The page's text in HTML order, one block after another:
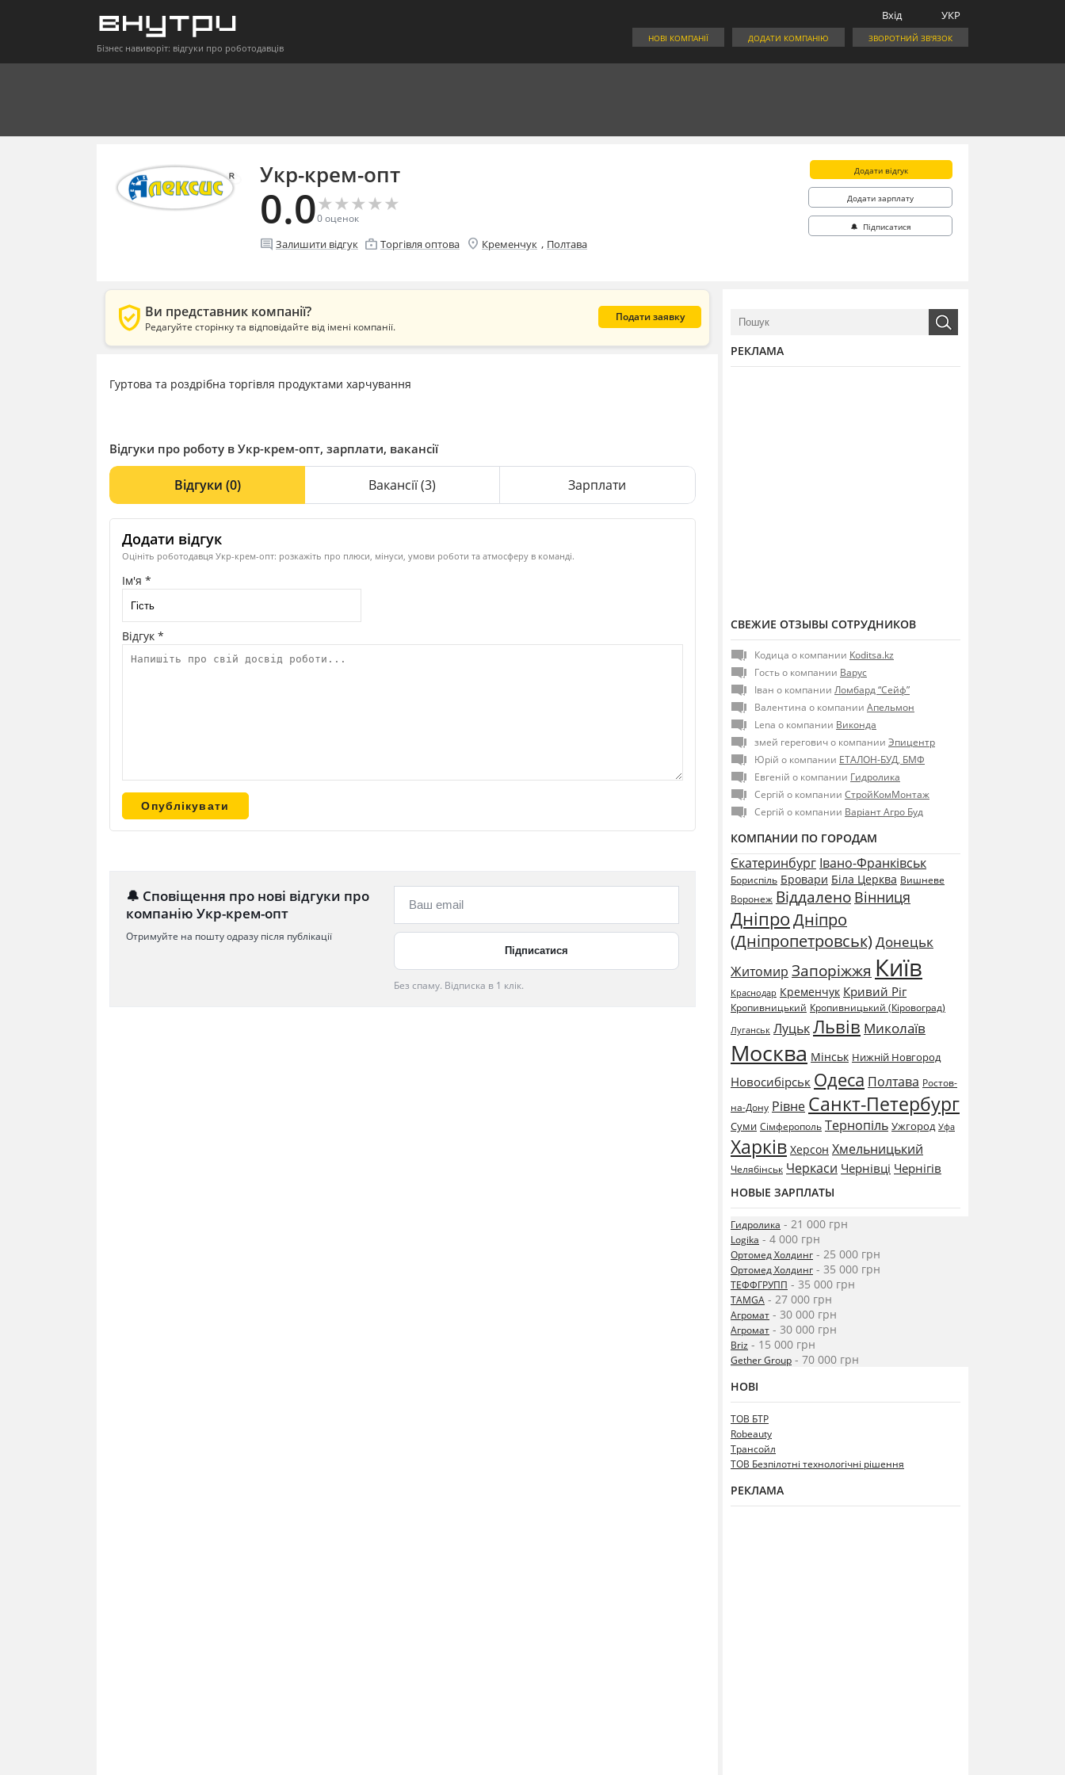
Бізнес навиворіт: відгуки про роботодавців
УКР
Вхід
ЗВОРОТНИЙ ЗВ'ЯЗОК
ДОДАТИ КОМПАНІЮ
НОВІ КОМПАНІЇ
Укр-крем-опт
0.0★
★★
★★
★★
★★
★
0оценок
comment Залишити відгук enterprise Торгівля оптова location_on Кременчук , Полтава
Додати відгук
Додати зарплату
🔔 Підписатися
verified_user Ви представник компанії?
Редагуйте сторінку та відповідайте від імені компанії.
Подати заявку
Гуртова та роздрібна торгівля продуктами харчування
Відгуки про роботу в Укр-крем-опт, зарплати, вакансії
Відгуки (0) Вакансії(3) Зарплати
Додати відгук
Оцініть роботодавця Укр-крем-опт: розкажіть про плюси, мінуси, умови роботи та атмосферу в команді.
Ім'я *
Відгук *
🔔 Сповіщення про нові відгуки про
компанію Укр-крем-опт
Отримуйте на пошту одразу після публікації
Без спаму. Відписка в 1 клік.
РЕКЛАМА
СВЕЖИЕ ОТЗЫВЫ СОТРУДНИКОВ
Кодица о компании Koditsa.kz
Гость о компании Варус
Іван о компании Ломбард “Сейф”
Валентина о компании Апельмон
Lena о компании Виконда
змей герегович о компании Эпицентр
Юрій о компании ЕТАЛОН-БУД, БМФ
Евгеній о компании Гидролика
Сергій о компании СтройКомМонтаж
Сергій о компании Варіант Агро Буд
КОМПАНИИ ПО ГОРОДАМ
Єкатеринбург Івано-Франківськ
Бориспіль Бровари Біла Церква Вишневе
Воронеж Віддалено Вінниця
ДніпроДніпро
(Дніпропетровськ) Донецьк
Житомир Запоріжжя Київ
Краснодар Кременчук Кривий Ріг
Кропивницький Кропивницький (Кіровоград)
Луганськ ЛуцькЛьвів Миколаїв
Москва Мінськ Нижній Новгород
Новосибірськ Одеса Полтава Ростов-
на-Дону Рівне Санкт-Петербург
Суми Сімферополь Тернопіль Ужгород Уфа
Харків Херсон Хмельницький
Челябінськ Черкаси Чернівці Чернігів
НОВЫЕ ЗАРПЛАТЫ
Гидролика - 21 000 грн
Logika - 4 000 грн
Ортомед Холдинг - 25 000 грн
Ортомед Холдинг - 35 000 грн
ТЕФФГРУПП - 35 000 грн
TAMGA - 27 000 грн
Агромат - 30 000 грн
Агромат - 30 000 грн
Briz - 15 000 грн
Gether Group - 70 000 грн
НОВІ
ТОВ БТР
Robeauty
Трансойл
ТОВ Безпілотні технологічні рішення
РЕКЛАМА